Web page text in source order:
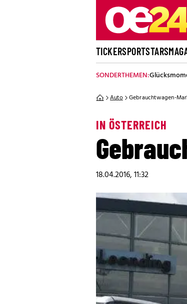
TICKERSPORTSTARS
SONDERTHEMEN:
Auto Gebrauchtwagen-
IN ÖSTERREICH
18.04.2016, 11:32